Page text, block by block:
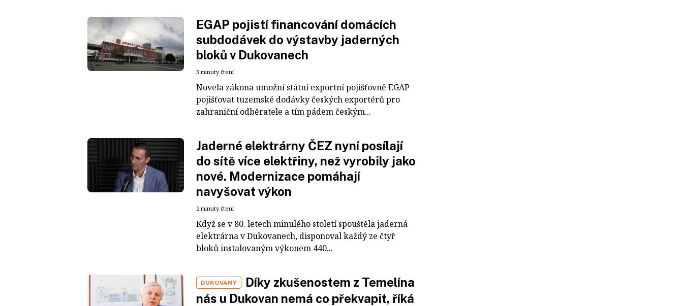
EGAP pojistí financování domácích
subdodávek do výstavby jaderných
bloků v Dukovanech
3 minuty čtení
Novela zákona umožní státní exportní pojišťovně EGAP
pojišťovat tuzemské dodávky českých exportérů pro
zahraniční odběratele a tím pádem českým...
Jaderné elektrárny ČEZ nyní posílají
do sítě více elektřiny, než vyrobily jako
nové. Modernizace pomáhají
navyšovat výkon
2 minuty čtení
Když se v 80. letech minulého století spouštěla jaderná
elektrárna v Dukovanech, disponoval každý ze čtyř
bloků instalovaným výkonem 440...
DUKOVANY
Díky zkušenostem z Temelína
nás u Dukovan nemá co překvapit, říká